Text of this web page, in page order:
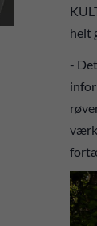
helt
-